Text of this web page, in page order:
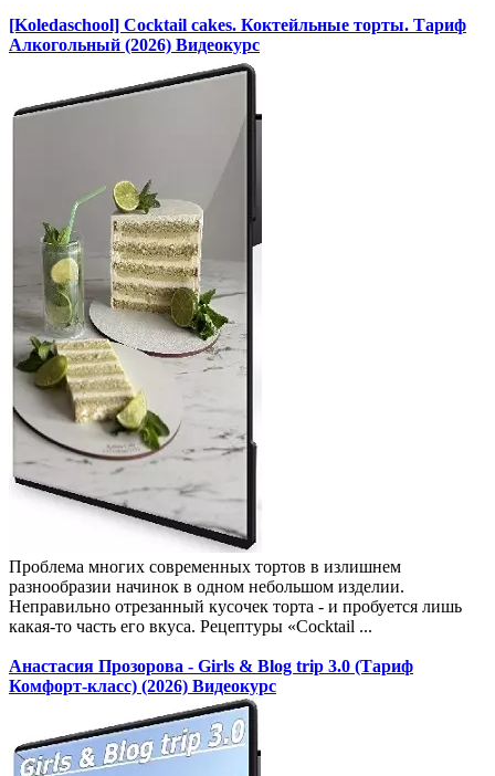
[Koledaschool] Cocktail cakes. Коктейльные торты. Тариф
Алкогольный (2026) Видеокурс
Проблема многих современных тортов в излишнем
разнообразии начинок в одном небольшом изделии.
Неправильно отрезанный кусочек торта - и пробуется лишь
какая-то часть его вкуса. Рецептуры «Cocktail ...
Анастасия Прозорова - Girls & Blog trip 3.0 (Тариф
Комфорт-класс) (2026) Видеокурс